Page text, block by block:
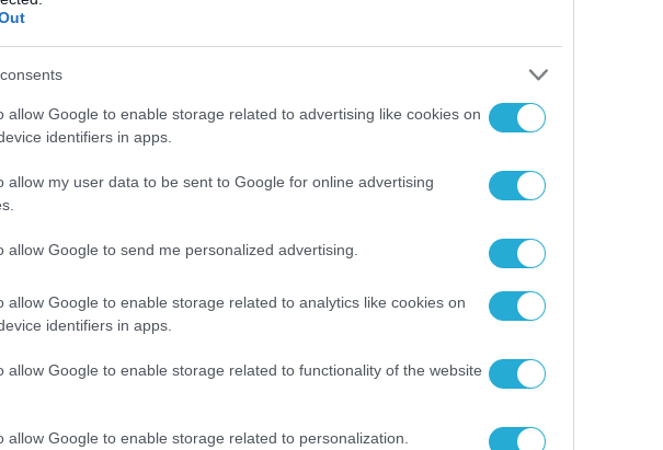
allow Google to enable storage related to advertising like cookies on
identifiers in apps.
allow my user data to be sent to Google for online advertising
allow Google to send me personalized advertising.
allow Google to enable storage related to analytics like cookies on
identifiers in apps.
allow Google to enable storage related to functionality of the website
allow Google to enable storage related to personalization.
φαρμακευτικών σκευασμάτων καθώς και ένα
δικογραφία τακτικής διαδικασίας σε
υπηκόου, καθώς κατά την έρευνα στο
οχήματος.
στις αρμόδιες εισαγγελικές Αρχές.